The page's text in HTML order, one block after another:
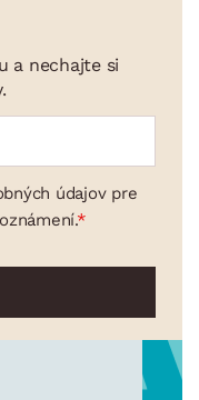
a nechajte si
údajov pre